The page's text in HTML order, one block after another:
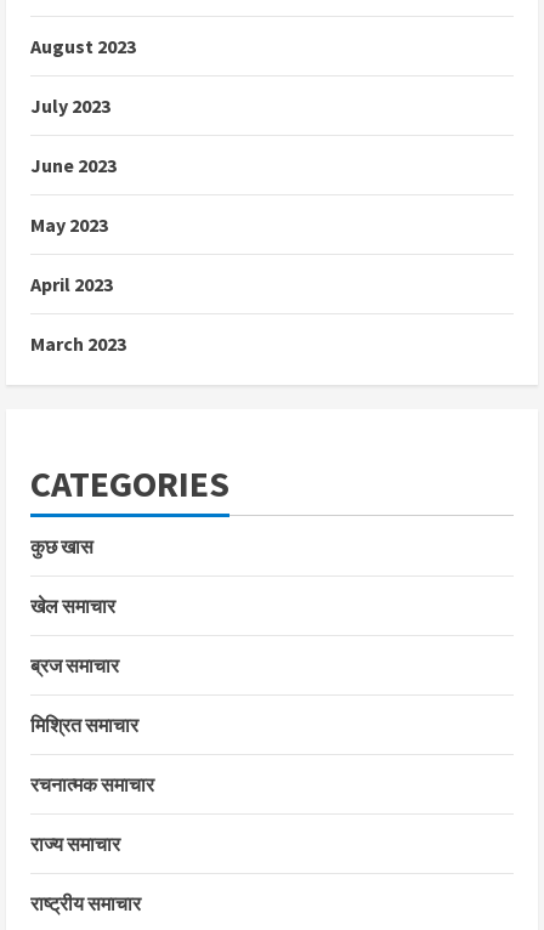
August 2023
July 2023
June 2023
May 2023
April 2023
March 2023
CATEGORIES
कुछ खास
खेल समाचार
ब्रज समाचार
मिश्रित समाचार
रचनात्मक समाचार
राज्य समाचार
राष्ट्रीय समाचार